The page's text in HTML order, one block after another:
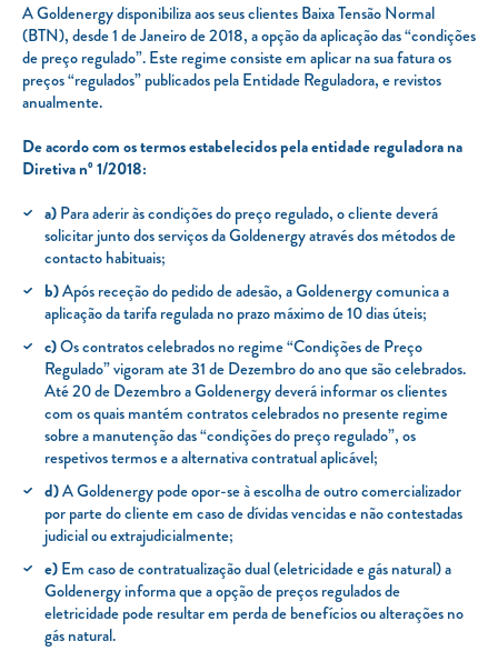
EFICIÊNCIA ENERGÉTICA
FRAUDE E SEGURANÇA
Documentos úteis
Política de privacidade
Livro de reclamações
Clientes com necessidades especiais
Clientes prioritários
Resolução alternativa de litígios
A Goldenergy disponibiliza aos seus clientes Baixa Tensão Normal
(BTN), desde 1 de Janeiro de 2018, a opção da aplicação das “condições
de preço regulado”. Este regime consiste em aplicar na sua fatura os
preços “regulados” publicados pela Entidade Reguladora, e revistos
anualmente.
De acordo com os termos estabelecidos pela entidade reguladora na
Diretiva nº 1/2018:
a)Para aderir às condições do preço regulado, o cliente deverá
solicitar junto dos serviços da Goldenergy através dos métodos de
contacto habituais;
b)Após receção do pedido de adesão, a Goldenergy comunica a
aplicação da tarifa regulada no prazo máximo de 10 dias úteis;
c)Os contratos celebrados no regime “Condições de Preço
Regulado” vigoram ate 31 de Dezembro do ano que são celebrados.
Até 20 de Dezembro a Goldenergy deverá informar os clientes
com os quais mantém contratos celebrados no presente regime
sobre a manutenção das “condições do preço regulado”, os
respetivos termos e a alternativa contratual aplicável;
d)A Goldenergy pode opor-se à escolha de outro comercializador
por parte do cliente em caso de dívidas vencidas e não contestadas
judicial ou extrajudicialmente;
e)Em caso de contratualização dual (eletricidade e gás natural) a
Goldenergy informa que a opção de preços regulados de
eletricidade pode resultar em perda de benefícios ou alterações no
gás natural.